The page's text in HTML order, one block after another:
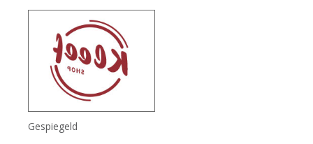
Gespiegeld